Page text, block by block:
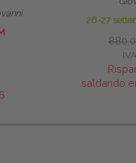
26-27
saldando